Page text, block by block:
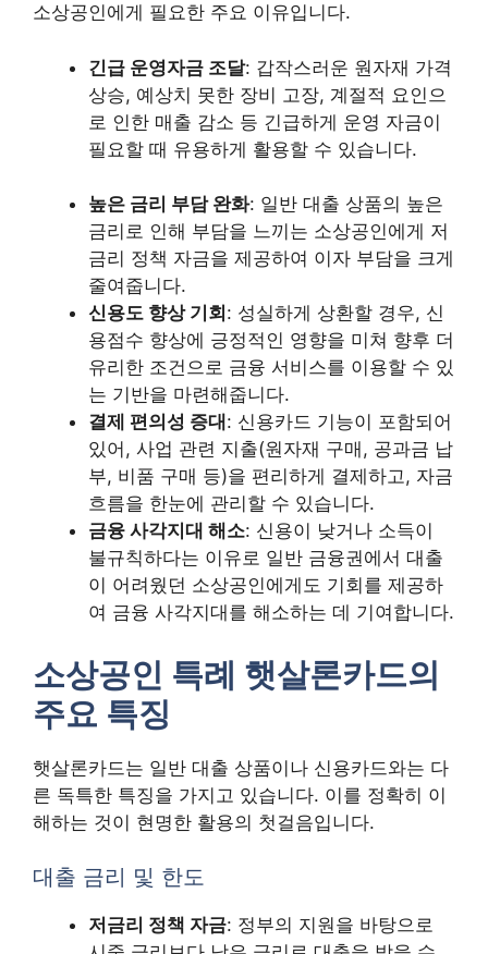
소상공인에게 필요한 주요 이유입니다.
긴급 운영자금 조달: 갑작스러운 원자재 가격
상승, 예상치 못한 장비 고장, 계절적 요인으
로 인한 매출 감소 등 긴급하게 운영 자금이
필요할 때 유용하게 활용할 수 있습니다.
높은 금리 부담 완화: 일반 대출 상품의 높은
금리로 인해 부담을 느끼는 소상공인에게 저
금리 정책 자금을 제공하여 이자 부담을 크게
줄여줍니다.
신용도 향상 기회 : 성실하게 상환할 경우, 신
용점수 향상에 긍정적인 영향을 미쳐 향후 더
유리한 조건으로 금융 서비스를 이용할 수 있
는 기반을 마련해줍니다.
결제 편의성 증대 : 신용카드 기능이 포함되어
있어, 사업 관련 지출(원자재 구매, 공과금 납
부, 비품 구매 등)을 편리하게 결제하고, 자금
흐름을 한눈에 관리할 수 있습니다.
금융 사각지대 해소: 신용이 낮거나 소득이
불규칙하다는 이유로 일반 금융권에서 대출
이 어려웠던 소상공인에게도 기회를 제공하
여 금융 사각지대를 해소하는 데 기여합니다.
소상공인 특례 햇살론카드의
주요 특징
햇살론카드는 일반 대출 상품이나 신용카드와는 다
른 독특한 특징을 가지고 있습니다. 이를 정확히 이
해하는 것이 현명한 활용의 첫걸음입니다.
대출 금리 및 한도
저금리 정책 자금: 정부의 지원을 바탕으로